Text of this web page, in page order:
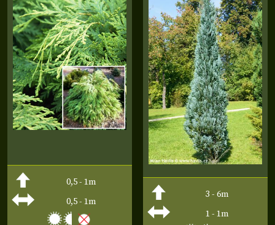
0,5 - 1m
0,5 - 1m
3 - 6m
1 - 1m